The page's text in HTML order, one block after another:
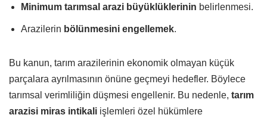
Minimum tarımsal arazi büyüklüklerinin belirlenmesi.
Arazilerin bölünmesini engellemek.
Bu kanun, tarım arazilerinin ekonomik olmayan küçük
parçalara ayrılmasının önüne geçmeyi hedefler. Böylece
tarımsal verimliliğin düşmesi engellenir. Bu nedenle, tarım
arazisi miras intikali işlemleri özel hükümlere